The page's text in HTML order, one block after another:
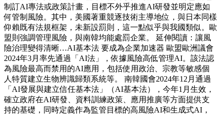
制訂AI專法或政策計畫，目標不外乎推進AI研發並明定應如
何管制風險。其中，美國著重競逐技術主導地位，與日本同樣
仰賴既有法規框架，未新設罰則，這一點似乎與我國類似。歐
盟則強調管理風險，與南韓均能處罰企業。 延伸閱讀：讓風
險治理變得清晰…AI基本法 要成為企業加速器 歐盟歐洲議會
2024年3月率先通過「AI法」，依據風險高低管理AI。該法認
為風險最高而禁用的AI應用，包括使用政治、宗教等敏感個
人特質建立生物辨識歸類系統等。 南韓國會2024年12月通過
「AI發展與建立信任基本法」（AI基本法），今年1月生效，
確立政府在AI研發、資料訓練政策、應用推廣等方面提供支
持的基礎，同時定義作為監管目標的高風險AI和生成式AI，